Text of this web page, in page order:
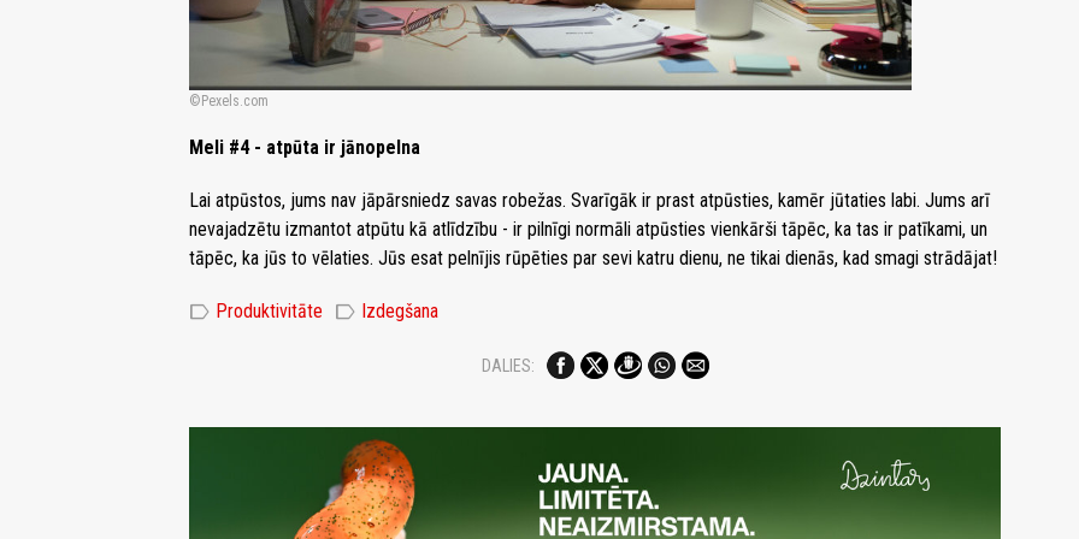
Pexels.com
Meli #4 - atpūta ir jānopelna
Lai atpūstos, jums nav jāpārsniedz savas robežas. Svarīgāk ir prast atpūsties, kamēr jūtaties labi. Jums arī
nevajadzētu izmantot atpūtu kā atlīdzību - ir pilnīgi normāli atpūsties vienkārši tāpēc, ka tas ir patīkami, un
tāpēc, ka jūs to vēlaties. Jūs esat pelnījis rūpēties par sevi katru dienu, ne tikai dienās, kad smagi strādājat!
label Produktivitāte label Izdegšana
DALIES: